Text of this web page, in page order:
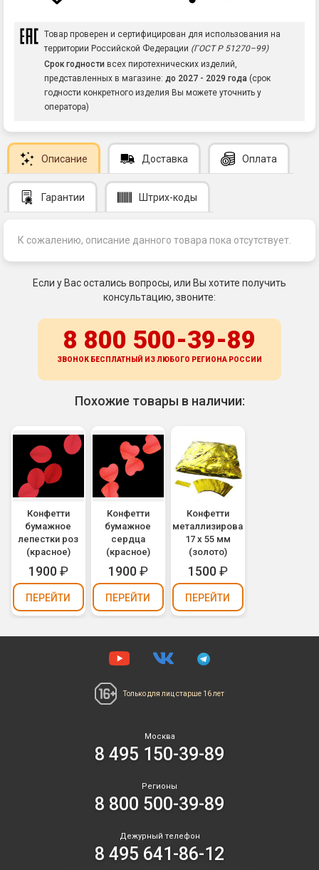
Товар проверен и сертифицирован для использования на
территории Российской Федерации (ГОСТ Р 51270–99)
Срок годности всех пиротехнических изделий,
представленных в магазине: до 2027 - 2029 года (срок
годности конкретного изделия Вы можете уточнить у
оператора)
Описание Доставка Оплата
Гарантии Штрих-коды
К сожалению, описание данного товара пока отсутствует.
Если у Вас остались вопросы, или Вы хотите получить
консультацию, звоните:
8 800 500-39-89
ЗВОНОК БЕСПЛАТНЫЙ ИЗ ЛЮБОГО РЕГИОНА РОССИИ
Похожие товары в наличии:
Конфетти
бумажное
лепестки роз
(красное)
1900₽
ПЕРЕЙТИ
Конфетти
бумажное
сердца
(красное)
1900₽
ПЕРЕЙТИ
Конфетти
металлизированное
17 х 55 мм
(золото)
1500₽
ПЕРЕЙТИ
Только для лиц старше 16 лет
Москва
8 495 150-39-89
Регионы
8 800 500-39-89
Дежурный телефон
8 495 641-86-12